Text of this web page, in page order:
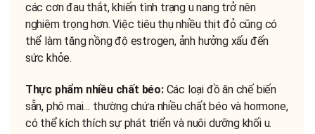
các cơn đau thắt, khiến tình trạng u nang trở nên
nghiêm trọng hơn. Việc tiêu thụ nhiều thịt đỏ cũng có
thể làm tăng nồng độ estrogen, ảnh hưởng xấu đến
sức khỏe.
Thực phẩm nhiều chất béo: Các loại đồ ăn chế biến
sẵn, phô mai… thường chứa nhiều chất béo và hormone,
có thể kích thích sự phát triển và nuôi dưỡng khối u.